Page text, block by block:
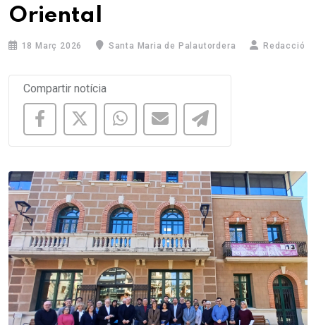
Oriental
18 Març 2026 Santa Maria de Palautordera Redacció
Compartir notícia